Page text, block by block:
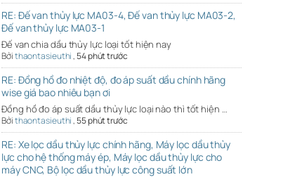
RE: Đế van thủy lực MA03-4, Đế van thủy lực MA03-2,
Đế van thủy lực MA03-1
Đế van chia dầu thủy lực loại tốt hiện nay
Bởithaontasieuthi,54 phút trước
RE: Đồng hồ đo nhiệt độ, đo áp suất dầu chính hãng
wise giá bao nhiêu bạn ơi
Đồng hồ đo áp suất dầu thủy lực loại nào thì tốt hiện …
Bởithaontasieuthi,55 phút trước
RE: Xe lọc dầu thủy lực chính hãng, Máy lọc dầu thủy
lực cho hệ thống máy ép, Máy lọc dầu thủy lực cho
máy CNC, Bộ lọc dầu thủy lực công suất lớn